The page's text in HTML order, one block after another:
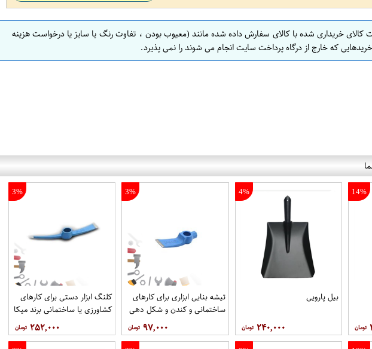
خریداری شده با کالای سفارش داده شده مانند (معیوب بودن ، تفاوت رنگ یا سایز یا درخواست هزینه
که خارج از درگاه پرداخت سایت انجام می شوند را نمی پذیرد.
14%
4%
بیل پارویی
۲۴۰,۰۰۰
3%
تیشه بنایی ابزاری برای کارهای
ساختمانی و کندن و شکل دهی
۹۷,۰۰۰
3%
کلنگ ابزار دستی برای کارهای
کشاورزی یا ساختمانی برند میکا
۲۵۲,۰۰۰